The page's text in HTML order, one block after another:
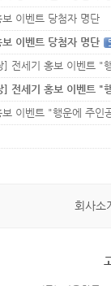
이벤트 당첨자 명단
이벤트 당첨자 명단
회사소